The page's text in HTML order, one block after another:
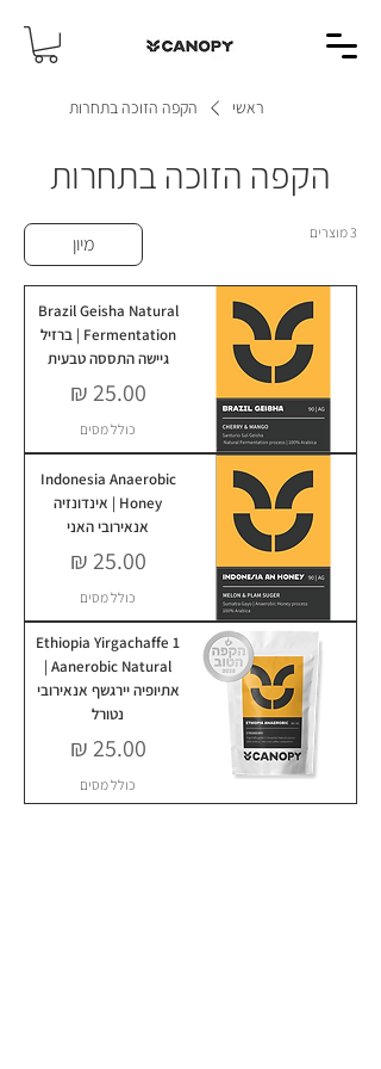
ראשי הקפה הזוכה בתחרות
הקפה הזוכה בתחרות
3 מוצרים מיון
Brazil Geisha Natural
Fermentation | ברזיל
גיישה התססה טבעית
מחיר
כולל מסים
Indonesia Anaerobic
Honey | אינדונזיה
אנאירובי האני
מחיר
כולל מסים
Ethiopia Yirgachaffe 1
Aanerobic Natural |
אתיופיה יירגשף אנאירובי
נטורל
מחיר
כולל מסים